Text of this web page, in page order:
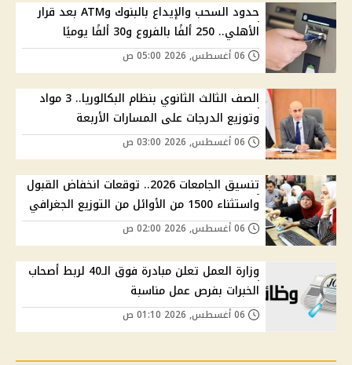
حدود السحب والإيداع بالبنوك وATM بعد قرار
الأهلي.. 250 ألفًا بالفروع و30 ألفًا يوميًا
الصف الثالث الثانوي بنظام البكالوريا.. 3 مواد
وتوزيع الدرجات على المسارات الأربعة
تنسيق الجامعات 2026.. توقعات انخفاض القبول
واستثناء 1500 من الأوائل من التوزيع الجغرافي
وزارة العمل تعلن مبادرة فوق الـ40 لربط أصحاب
الخبرات بفرص عمل مناسبة